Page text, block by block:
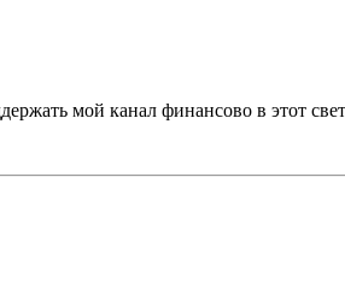
мой канал финансово в этот